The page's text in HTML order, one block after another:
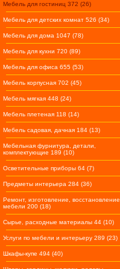
Мебель для гостиниц 372 (26)
Мебель для детских комнат 526 (34)
Мебель для дома 1047 (78)
Мебель для кухни 720 (89)
Мебель для офиса 655 (53)
Мебель корпусная 702 (45)
Мебель мягкая 448 (24)
Мебель плетеная 118 (14)
Мебель садовая, дачная 184 (13)
Мебельная фурнитура, детали,
комплектующие 189 (10)
Осветительные приборы 64 (7)
Предметы интерьера 284 (36)
Ремонт, изготовление, восстановление
мебели 200 (18)
Сырье, расходные материалы 44 (10)
Услуги по мебели и интерьеру 289 (23)
Шкафы-купе 494 (40)